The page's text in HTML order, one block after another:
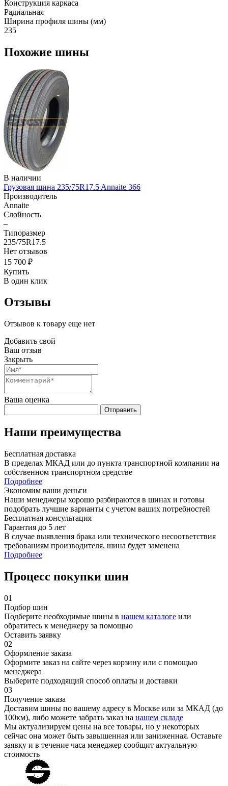
Конструкция каркаса
Радиальная
Ширина профиля шины (мм)
235
Похожие шины
В наличии
Грузовая шина 235/75R17.5 Annaite 366
Производитель
Annaite
Слойность
–
Типоразмер
235/75R17.5
Нет отзывов
15 700 ₽
Купить
В один клик
Отзывы
Отзывов к товару еще нет
Добавить свой
Ваш отзыв
Закрыть
Ваша оценка
Отправить
Наши преимущества
Бесплатная доставка
В пределах МКАД или до пункта транспортной компании на
собственном транспортном средстве
Подробнее
Экономим ваши деньги
Наши менеджеры хорошо разбираются в шинах и готовы
подобрать лучшие варианты с учетом ваших потребностей
Бесплатная консультация
Гарантия до 5 лет
В случае выявления брака или технического несоответствия
требованиям производителя, шина будет заменена
Подробнее
Процесс покупки шин
01
Подбор шин
Подберите необходимые шины в нашем каталоге или
обратитесь к менеджеру за помощью
Оставить заявку
02
Оформление заказа
Оформите заказ на сайте через корзину или с помощью
менеджера
Выберите подходящий способ оплаты и доставки
03
Получение заказа
Доставим шины по вашему адресу в Москве или за МКАД (до
100км), либо можете забрать заказ на нашем складе
Мы актуализируем цены на все товары, но у некоторых
сейчас она может быть завышенная или заниженная. Оставьте
заявку и в течение часа менеджер сообщит актуальную
стоимость